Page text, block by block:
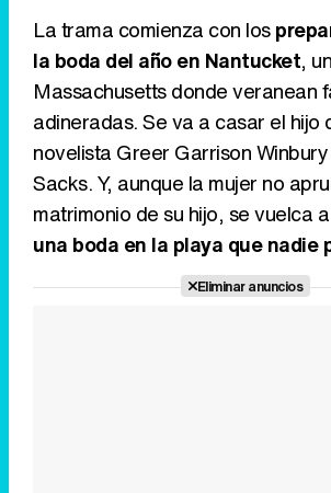
La trama comienza con los
la boda del año en Nantucket,
Massachusetts donde veranean
adineradas. Se va a casar el hijo
novelista Greer Garrison
Sacks. Y, aunque la mujer no
matrimonio de su hijo, se vuelca a
una boda en la playa que nadie
Eliminar anuncios